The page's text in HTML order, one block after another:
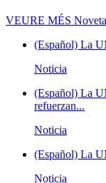
VEURE MÉS
(Español) La
Noticia
(Español) La
refuerzan...
Noticia
(Español) La
Noticia